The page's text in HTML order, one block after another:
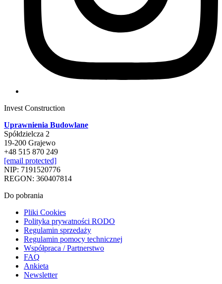
Invest Construction
Uprawnienia Budowlane
Spółdzielcza 2
19-200 Grajewo
+48 515 870 249
[email protected]
NIP: 7191520776
REGON: 360407814
Do pobrania
Pliki Cookies
Polityka prywatności RODO
Regulamin sprzedaży
Regulamin pomocy technicznej
Współpraca / Partnerstwo
FAQ
Ankieta
Newsletter